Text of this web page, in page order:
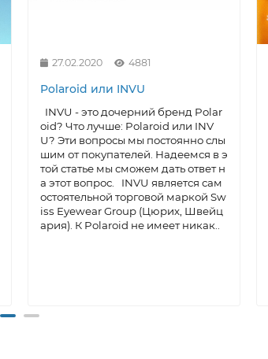
27.02.2020 4881
Polaroid или INVU
INVU - это дочерний бренд Polar
oid? Что лучше: Polaroid или INV
U? Эти вопросы мы постоянно слы
шим от покупателей. Надеемся в э
той статье мы сможем дать ответ н
а этот вопрос. INVU является сам
остоятельной торговой маркой Sw
iss Eyewear Group (Цюрих, Швейц
ария). К Polaroid не имеет никак..